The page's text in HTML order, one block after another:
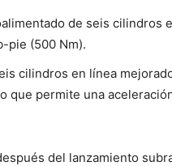
de seis cilindros
pie (500 Nm).
cilindros en línea
que permite una
del lanzamiento